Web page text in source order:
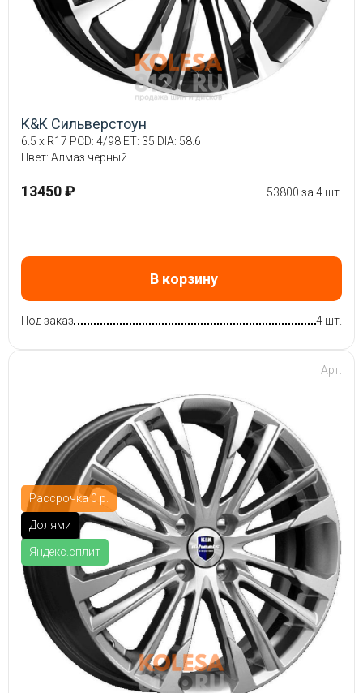
K&K Сильверстоун
6.5 x R17 PCD: 4/98 ET: 35 DIA: 58.6
Цвет: Алмаз черный
13450 ₽ 53800 за 4 шт.
В корзину
Под заказ 4 шт.
Рассрочка 0 р.
Долями
Яндекс.сплит
Арт: